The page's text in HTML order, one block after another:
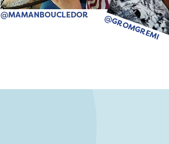
@MAMANBOUCLEDOR @GROMGREMI